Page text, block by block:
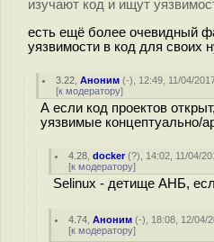
изучают код и ищут
есть ещё более очевидный
уязвимости в код для своих
3.22 ,Аноним (-), 12:49, 11/04/
[к модератору]
А если код проектов
уязвимые концептуально/
4.28 ,docker(?), 14:02, 11/04/
[к модератору]
Selinux - детище АНБ,
4.74 ,Аноним (-), 18:08, 12/04/
[к модератору]